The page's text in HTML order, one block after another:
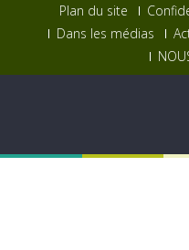
Plan du site
Dans les médias